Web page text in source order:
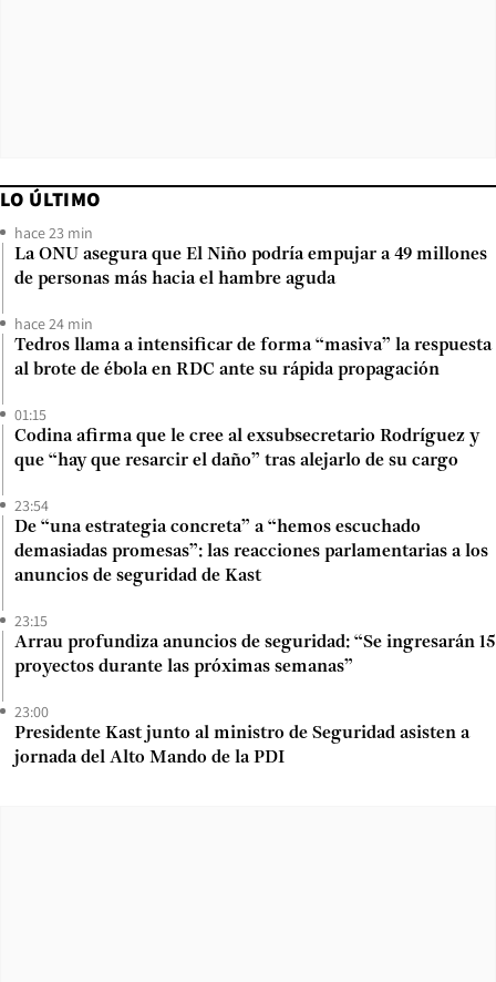
LO ÚLTIMO
hace 23 min
La ONU asegura que El Niño podría empujar a 49 millones
de personas más hacia el hambre aguda
hace 24 min
Tedros llama a intensificar de forma “masiva” la respuesta
al brote de ébola en RDC ante su rápida propagación
01:15
Codina afirma que le cree al exsubsecretario Rodríguez y
que “hay que resarcir el daño” tras alejarlo de su cargo
23:54
De “una estrategia concreta” a “hemos escuchado
demasiadas promesas”: las reacciones parlamentarias a los
anuncios de seguridad de Kast
23:15
Arrau profundiza anuncios de seguridad: “Se ingresarán 15
proyectos durante las próximas semanas”
23:00
Presidente Kast junto al ministro de Seguridad asisten a
jornada del Alto Mando de la PDI